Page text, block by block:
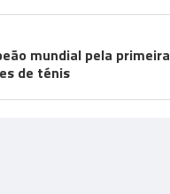
mundial pela primeira
de ténis